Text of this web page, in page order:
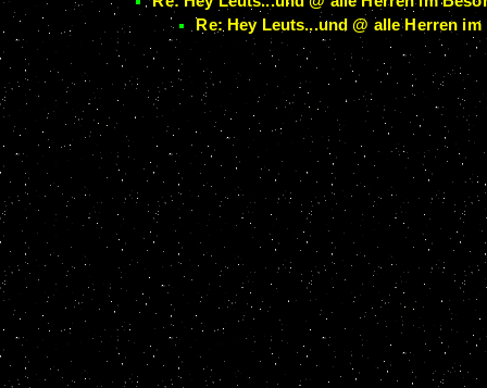
Re: Hey Leuts...und @ alle Herren